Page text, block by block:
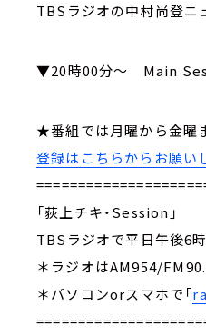
TBSラジオの中村尚登ニ
▼20時00分～ Main
★番組では月曜から金
登録はこちらからお願い
「荻上チキ・
TBSラジオで平日午
＊ラジオは
＊パソコンorスマホで「